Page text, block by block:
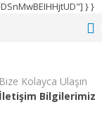
} }
Bize Kolayca Ulaşın
İletişim Bilgilerimiz